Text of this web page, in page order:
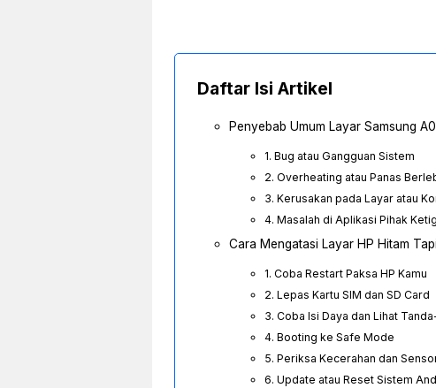
Daftar Isi Artikel
Penyebab Umum Layar Samsung
1. Bug atau Gangguan Sistem
2. Overheating atau Panas
3. Kerusakan pada Layar atau
4. Masalah di Aplikasi Pihak
Cara Mengatasi Layar HP Hitam
1. Coba Restart Paksa HP Kamu
2. Lepas Kartu SIM dan SD Card
3. Coba Isi Daya dan Lihat
4. Booting ke Safe Mode
5. Periksa Kecerahan dan
6. Update atau Reset Sistem